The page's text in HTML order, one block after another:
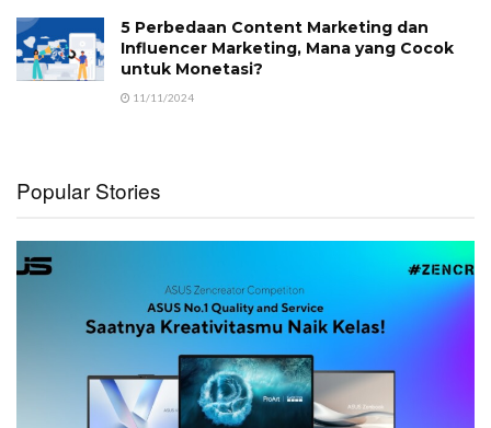
5 Perbedaan Content Marketing dan
Influencer Marketing, Mana yang Cocok
untuk Monetasi?
11/11/2024
Popular Stories